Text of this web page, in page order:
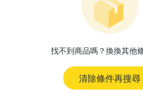
找不到商品嗎？換換其他
清除條件再搜尋